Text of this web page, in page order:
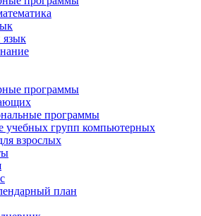
язык
программы
программы
учебных групп компьютерных
взрослых
план